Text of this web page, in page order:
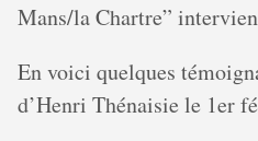
Mans/la Chartre”
En voici quelques
d’Henri Thénaisie le 1er